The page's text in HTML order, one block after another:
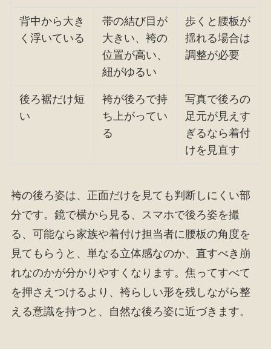
背中から大き
く浮いている
帯の結び目が
大きい、袴の
位置が高い、
紐がゆるい
歩くと腰板が
揺れる場合は
調整が必要
後ろ裾だけ短
い
袴が後ろで持
ち上がってい
る
写真で後ろの
足元が見えす
ぎるなら着付
けを見直す
袴の後ろ姿は、正面だけを見ても判断しにくい部
分です。鏡で横から見る、スマホで後ろ姿を撮
る、可能なら家族や着付け担当者に腰板の角度を
見てもらうと、単なる立体感なのか、直すべき崩
れなのかが分かりやすくなります。焦ってすべて
を押さえつけるより、袴らしい形を残しながら整
える意識を持つと、自然な後ろ姿に近づきます。